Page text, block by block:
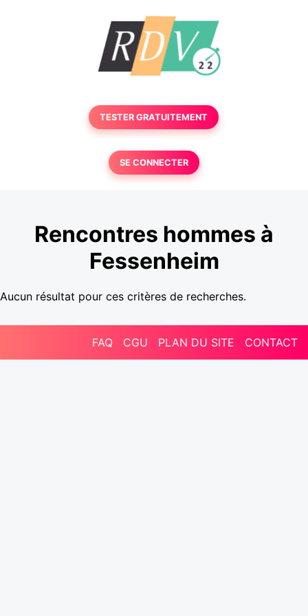
TESTER GRATUITEMENT
SE CONNECTER
Rencontres hommes à
Fessenheim
Aucun résultat pour ces critères de recherches.
FAQ CGU PLAN DU SITE CONTACT